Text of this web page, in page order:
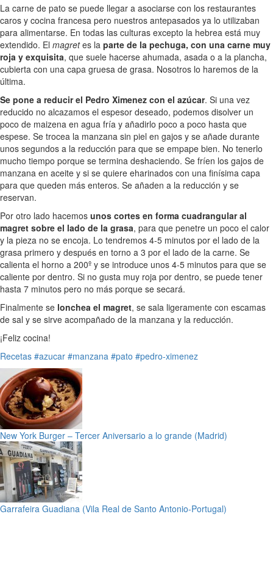
La carne de pato se puede llegar a asociarse con los restaurantes
caros y cocina francesa pero nuestros antepasados ya lo utilizaban
para alimentarse. En todas las culturas excepto la hebrea está muy
extendido. El magretes la parte de la pechuga, con una carne muy
roja y exquisita, que suele hacerse ahumada, asada o a la plancha,
cubierta con una capa gruesa de grasa. Nosotros lo haremos de la
última.
Se pone a reducir el Pedro Ximenez con el azúcar. Si una vez
reducido no alcazamos el espesor deseado, podemos disolver un
poco de maizena en agua fría y añadirlo poco a poco hasta que
espese. Se trocea la manzana sin piel en gajos y se añade durante
unos segundos a la reducción para que se empape bien. No tenerlo
mucho tiempo porque se termina deshaciendo. Se fríen los gajos de
manzana en aceite y si se quiere eharinados con una finísima capa
para que queden más enteros. Se añaden a la reducción y se
reservan.
Por otro lado hacemos unos cortes en forma cuadrangular al
magret sobre el lado de la grasa, para que penetre un poco el calor
y la pieza no se encoja. Lo tendremos 4-5 minutos por el lado de la
grasa primero y después en torno a 3 por el lado de la carne. Se
calienta el horno a 200º y se introduce unos 4-5 minutos para que se
caliente por dentro. Si no gusta muy roja por dentro, se puede tener
hasta 7 minutos pero no más porque se secará.
Finalmente se lonchea el magret, se sala ligeramente con escamas
de sal y se sirve acompañado de la manzana y la reducción.
¡Feliz cocina!
Recetas #azucar #manzana #pato #pedro-ximenez
New York Burger – Tercer Aniversario a lo grande (Madrid)
Garrafeira Guadiana (Vila Real de Santo Antonio-Portugal)